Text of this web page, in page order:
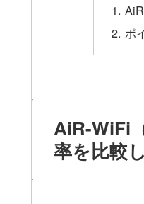
ポ
AiR-WiFi
率を比較